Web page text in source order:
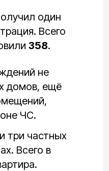
один
Всего
358.
не
домов, ещё
ЧС.
три частных
Всего в